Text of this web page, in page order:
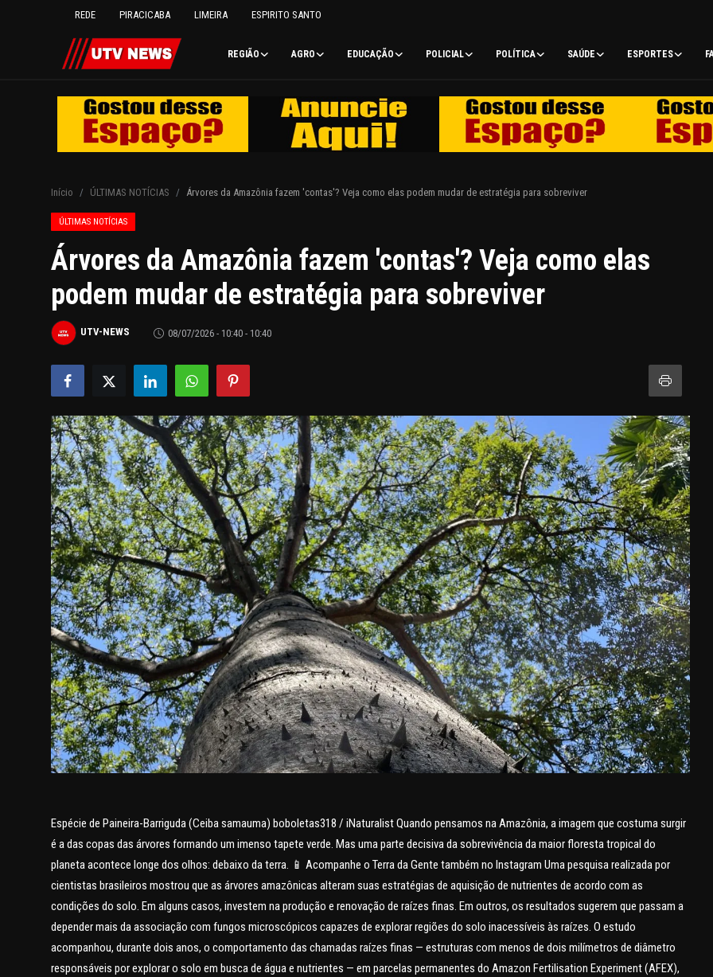
REDE PIRACICABA LIMEIRA ESPIRITO SANTO
REGIÃO AGRO EDUCAÇÃO POLICIAL POLÍTICA SAÚDE ESPORTES
ESPIRITO SANTO
EDUCAÇÃO
POLÍTICA
ESPORTES
FAMA E TV
AO VIVO
FALE CONOSCO
Início ÚLTIMAS NOTÍCIAS Árvores da Amazônia fazem 'contas'? Veja como elas podem mudar de estratégia para sobreviver
ÚLTIMAS NOTÍCIAS
Árvores da Amazônia fazem 'contas'? Veja como elas
podem mudar de estratégia para sobreviver
UTV-NEWS 08/07/2026 - 10:40 - 10:40
Espécie de Paineira-Barriguda (Ceiba samauma) boboletas318 / iNaturalist Quando pensamos na Amazônia, a imagem que costuma surgir
é a das copas das árvores formando um imenso tapete verde. Mas uma parte decisiva da sobrevivência da maior floresta tropical do
planeta acontece longe dos olhos: debaixo da terra. 📱 Acompanhe o Terra da Gente também no Instagram Uma pesquisa realizada por
cientistas brasileiros mostrou que as árvores amazônicas alteram suas estratégias de aquisição de nutrientes de acordo com as
condições do solo. Em alguns casos, investem na produção e renovação de raízes finas. Em outros, os resultados sugerem que passam a
depender mais da associação com fungos microscópicos capazes de explorar regiões do solo inacessíveis às raízes. O estudo
acompanhou, durante dois anos, o comportamento das chamadas raízes finas — estruturas com menos de dois milímetros de diâmetro
responsáveis por explorar o solo em busca de água e nutrientes — em parcelas permanentes do Amazon Fertilisation Experiment (AFEX),